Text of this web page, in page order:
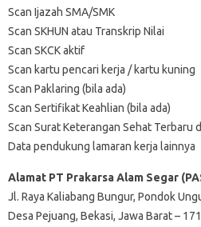
Scan Ijazah SMA/SMK
Scan SKHUN atau Transkrip Nilai
Scan SKCK aktif
Scan kartu pencari kerja / kartu kuning
Scan Paklaring (bila ada)
Scan Sertifikat Keahlian (bila ada)
Scan Surat Keterangan Sehat Terbaru
Data pendukung lamaran kerja lainnya
Alamat PT Prakarsa Alam Segar
Jl. Raya Kaliabang Bungur, Pondok
Desa Pejuang, Bekasi, Jawa Barat –